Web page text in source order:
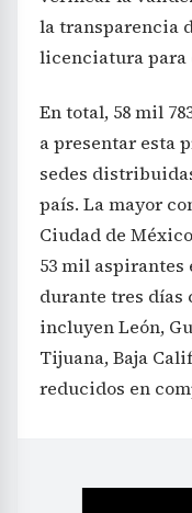
la transparencia
licenciatura para
En total, 58 mil
a presentar esta
sedes
país. La mayor
Ciudad de
53 mil aspirantes
durante tres días
incluyen León,
Tijuana, Baja
reducidos en